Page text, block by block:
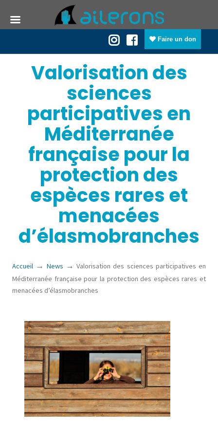
Faire un don
Valorisation des
sciences
participatives en
Méditerranée
française pour la
protection des
espèces rares et
menacées
d’élasmobranches
Accueil → News → Valorisation des sciences participatives en
Méditerranée française pour la protection des espèces rares et
menacées d’élasmobranches